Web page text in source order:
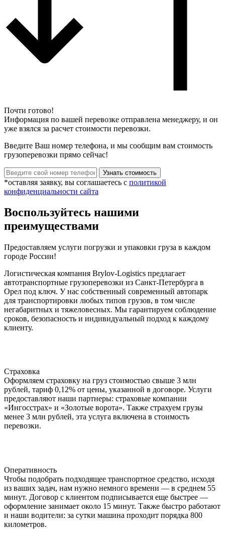
Почти готово!
Информация по вашей перевозке отправлена менеджеру, и он
уже взялся за расчет стоимости перевозки.
Введите Ваш номер телефона, и мы сообщим вам стоимость
грузоперевозки прямо сейчас!
*оставляя заявку, вы соглашаетесь с политикой
конфиденциальности сайта
Воспользуйтесь нашими
преимуществами
Предоставляем услуги погрузки и упаковки груза в каждом
городе России!
Логистическая компания Brylov-Logistics предлагает
автотранспортные грузоперевозки из Санкт-Петербурга в
Орел под ключ. У нас собственный современный автопарк
для транспортировки любых типов грузов, в том числе
негабаритных и тяжеловесных. Мы гарантируем соблюдение
сроков, безопасность и индивидуальный подход к каждому
клиенту.
Страховка
Оформляем страховку на груз стоимостью свыше 3 млн
рублей, тариф 0,12% от цены, указанной в договоре. Услуги
предоставляют наши партнеры: страховые компании
«Ингосстрах» и «Золотые ворота». Также страхуем грузы
менее 3 млн рублей, эта услуга включена в стоимость
перевозки.
Оперативность
Чтобы подобрать подходящее транспортное средство, исходя
из ваших задач, нам нужно немного времени — в среднем 55
минут. Договор с клиентом подписывается еще быстрее —
оформление занимает около 15 минут. Также быстро работают
и наши водители: за сутки машина проходит порядка 800
километров.